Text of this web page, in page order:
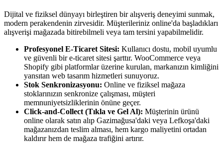
Dijital ve fiziksel dünyayı birleştiren bir alışveriş deneyimi sunmak,
modern perakendenin zirvesidir. Müşterileriniz online'da başladıkları
alışverişi mağazada bitirebilmeli veya tam tersini yapabilmelidir.
Profesyonel E-Ticaret Sitesi: Kullanıcı dostu, mobil uyumlu
ve güvenli bir e-ticaret sitesi şarttır. WooCommerce veya
Shopify gibi platformlar üzerine kurulan, markanızın kimliğini
yansıtan web tasarım hizmetleri sunuyoruz.
Stok Senkronizasyonu: Online ve fiziksel mağaza
stoklarınızın senkronize çalışması, müşteri
memnuniyetsizliklerinin önüne geçer.
Click-and-Collect (Tıkla ve Gel Al): Müşterinin ürünü
online olarak satın alıp Gazimağusa'daki veya Lefkoşa'daki
mağazanızdan teslim alması, hem kargo maliyetini ortadan
kaldırır hem de mağaza trafiğini artırır.